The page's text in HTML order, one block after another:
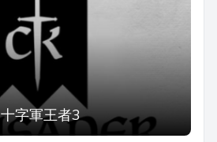
十字軍王者3